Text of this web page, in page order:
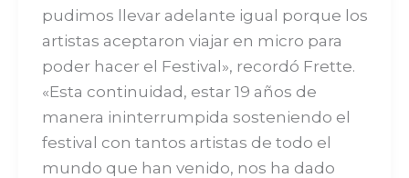
pudimos llevar adelante igual porque los
artistas aceptaron viajar en micro para
poder hacer el Festival», recordó Frette.
«Esta continuidad, estar 19 años de
manera ininterrumpida sosteniendo el
festival con tantos artistas de todo el
mundo que han venido, nos ha dado